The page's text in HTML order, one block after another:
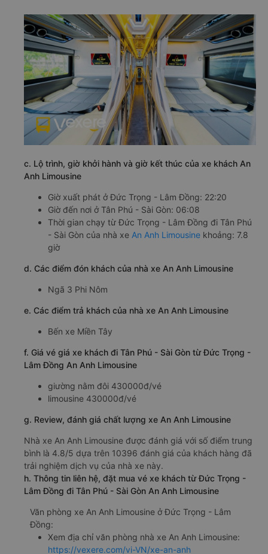
c. Lộ trình, giờ khởi hành và giờ kết thúc của xe khách An
Anh Limousine
Giờ xuất phát ở Đức Trọng - Lâm Đồng: 22:20
Giờ đến nơi ở Tân Phú - Sài Gòn: 06:08
Thời gian chạy từ Đức Trọng - Lâm Đồng đi Tân Phú
- Sài Gòn của nhà xe An Anh Limousine khoảng: 7.8
giờ
d. Các điểm đón khách của nhà xe An Anh Limousine
Ngã 3 Phi Nôm
e. Các điểm trả khách của nhà xe An Anh Limousine
Bến xe Miền Tây
f. Giá vé giá xe khách đi Tân Phú - Sài Gòn từ Đức Trọng -
Lâm Đồng An Anh Limousine
giường nằm đôi 430000đ/vé
limousine 430000đ/vé
g. Review, đánh giá chất lượng xe An Anh Limousine
Nhà xe An Anh Limousine được đánh giá với số điểm trung
bình là 4.8/5 dựa trên 10396 đánh giá của khách hàng đã
trải nghiệm dịch vụ của nhà xe này.
h. Thông tin liên hệ, đặt mua vé xe khách từ Đức Trọng -
Lâm Đồng đi Tân Phú - Sài Gòn An Anh Limousine
Văn phòng xe An Anh Limousine ở Đức Trọng - Lâm
Đồng:
Xem địa chỉ văn phòng nhà xe An Anh Limousine:
https://vexere.com/vi-VN/xe-an-anh